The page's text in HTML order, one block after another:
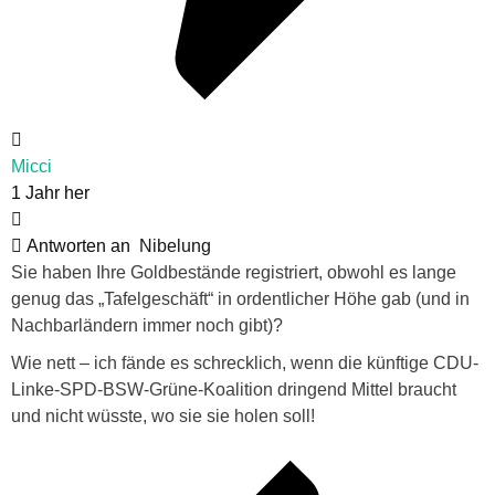
Micci
1 Jahr her
Antworten an
Nibelung
Sie haben Ihre Goldbestände registriert, obwohl es lange
genug das „Tafelgeschäft“ in ordentlicher Höhe gab (und in
Nachbarländern immer noch gibt)?
Wie nett – ich fände es schrecklich, wenn die künftige CDU-
Linke-SPD-BSW-Grüne-Koalition dringend Mittel braucht
und nicht wüsste, wo sie sie holen soll!